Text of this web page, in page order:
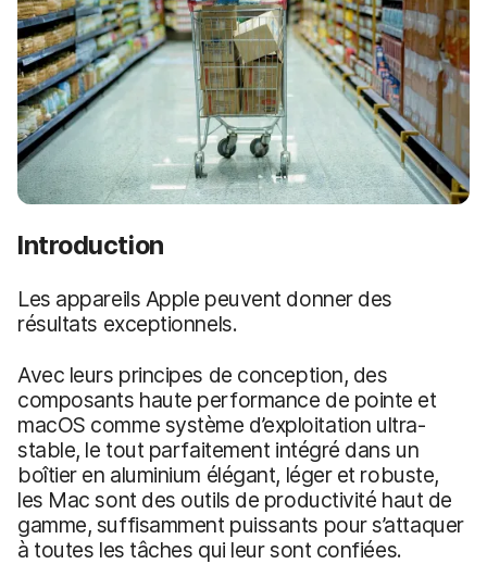
Introduction
Les appareils Apple peuvent donner des
résultats exceptionnels.
Avec leurs principes de conception, des
composants haute performance de pointe et
macOS comme système d’exploitation ultra-
stable, le tout parfaitement intégré dans un
boîtier en aluminium élégant, léger et robuste,
les Mac sont des outils de productivité haut de
gamme, suffisamment puissants pour s’attaquer
à toutes les tâches qui leur sont confiées.